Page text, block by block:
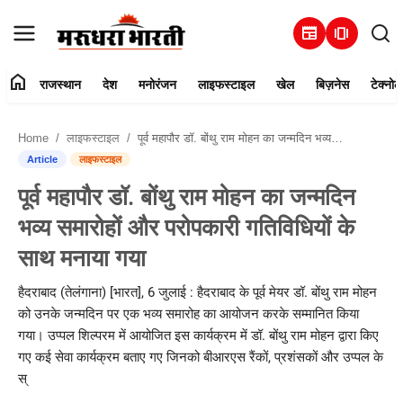
newspaper amp_stories
संपर्क करें
राजस्थान
देश
मनोरंजन
लाइफस्टाइल
खेल
home राजस्थान देश मनोरंजन लाइफस्टाइल खेल बिज़नेस
Home लाइफस्टाइल पूर्व महापौर डॉ. बोंथु राम मोहन का जन्मदिन भव्य समारोहों और परोपकारी गतिविधियों के साथ मनाया गया
Article लाइफस्टाइल
पूर्व महापौर डॉ. बोंथु राम मोहन का जन्मदिन
भव्य समारोहों और परोपकारी गतिविधियों के
साथ मनाया गया
हैदराबाद (तेलंगाना) [भारत], 6 जुलाई : हैदराबाद के पूर्व मेयर डॉ. बोंथु राम मोहन
को उनके जन्मदिन पर एक भव्य समारोह का आयोजन करके सम्मानित किया
गया। उप्पल शिल्परम में आयोजित इस कार्यक्रम में डॉ. बोंथु राम मोहन द्वारा किए
गए कई सेवा कार्यक्रम बताए गए जिनको बीआरएस रैंकों, प्रशंसकों और उप्पल के
स्